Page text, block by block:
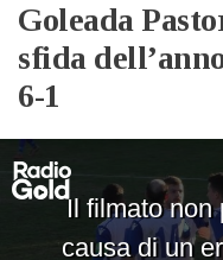
Goleada
sfida
6-1